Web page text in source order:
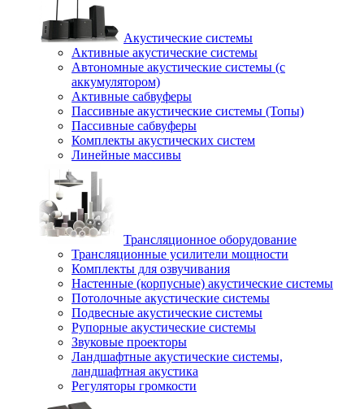
Акустические системы
Активные акустические системы
Автономные акустические системы (с
аккумулятором)
Активные сабвуферы
Пассивные акустические системы (Топы)
Пассивные сабвуферы
Комплекты акустических систем
Линейные массивы
Трансляционное оборудование
Трансляционные усилители мощности
Комплекты для озвучивания
Настенные (корпусные) акустические системы
Потолочные акустические системы
Подвесные акустические системы
Рупорные акустические системы
Звуковые проекторы
Ландшафтные акустические системы,
ландшафтная акустика
Регуляторы громкости